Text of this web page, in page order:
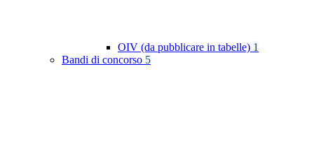
OIV (da pubblicare in tabelle) 1
Bandi di concorso 5